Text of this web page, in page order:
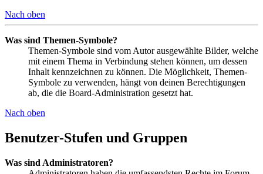
Nach oben
Was sind Themen-Symbole?
Themen-Symbole sind vom Autor ausgewählte Bilder, welche
mit einem Thema in Verbindung stehen können, um dessen
Inhalt kennzeichnen zu können. Die Möglichkeit, Themen-
Symbole zu verwenden, hängt von deinen Berechtigungen
ab, die die Board-Administration gesetzt hat.
Nach oben
Benutzer-Stufen und Gruppen
Was sind Administratoren?